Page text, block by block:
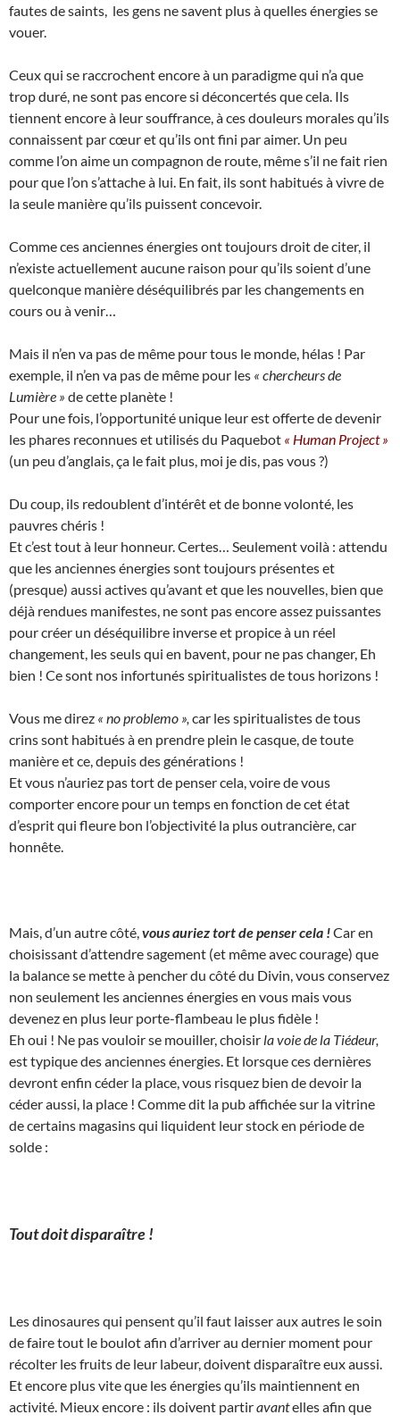
fautes de saints, les gens ne savent plus à quelles énergies se
vouer.
Ceux qui se raccrochent encore à un paradigme qui n’a que
trop duré, ne sont pas encore si déconcertés que cela. Ils
tiennent encore à leur souffrance, à ces douleurs morales qu’ils
connaissent par cœur et qu’ils ont fini par aimer. Un peu
comme l’on aime un compagnon de route, même s’il ne fait rien
pour que l’on s’attache à lui. En fait, ils sont habitués à vivre de
la seule manière qu’ils puissent concevoir.
Comme ces anciennes énergies ont toujours droit de citer, il
n’existe actuellement aucune raison pour qu’ils soient d’une
quelconque manière déséquilibrés par les changements en
cours ou à venir…
Mais il n’en va pas de même pour tous le monde, hélas ! Par
exemple, il n’en va pas de même pour les « chercheurs de
Lumière » de cette planète !
Pour une fois, l’opportunité unique leur est offerte de devenir
les phares reconnues et utilisés du Paquebot « Human Project »
(un peu d’anglais, ça le fait plus, moi je dis, pas vous ?)
Du coup, ils redoublent d’intérêt et de bonne volonté, les
pauvres chéris !
Et c’est tout à leur honneur. Certes… Seulement voilà : attendu
que les anciennes énergies sont toujours présentes et
(presque) aussi actives qu’avant et que les nouvelles, bien que
déjà rendues manifestes, ne sont pas encore assez puissantes
pour créer un déséquilibre inverse et propice à un réel
changement, les seuls qui en bavent, pour ne pas changer, Eh
bien ! Ce sont nos infortunés spiritualistes de tous horizons !
Vous me direz « no problemo », car les spiritualistes de tous
crins sont habitués à en prendre plein le casque, de toute
manière et ce, depuis des générations !
Et vous n’auriez pas tort de penser cela, voire de vous
comporter encore pour un temps en fonction de cet état
d’esprit qui fleure bon l’objectivité la plus outrancière, car
honnête.
Mais, d’un autre côté, vous auriez tort de penser cela !Car en
choisissant d’attendre sagement (et même avec courage) que
la balance se mette à pencher du côté du Divin, vous conservez
non seulement les anciennes énergies en vous mais vous
devenez en plus leur porte-flambeau le plus fidèle !
Eh oui ! Ne pas vouloir se mouiller, choisir la voie de la Tiédeur,
est typique des anciennes énergies. Et lorsque ces dernières
devront enfin céder la place, vous risquez bien de devoir la
céder aussi, la place ! Comme dit la pub affichée sur la vitrine
de certains magasins qui liquident leur stock en période de
solde :
Tout doit disparaître !
Les dinosaures qui pensent qu’il faut laisser aux autres le soin
de faire tout le boulot afin d’arriver au dernier moment pour
récolter les fruits de leur labeur, doivent disparaître eux aussi.
Et encore plus vite que les énergies qu’ils maintiennent en
activité. Mieux encore : ils doivent partiravantelles afin que